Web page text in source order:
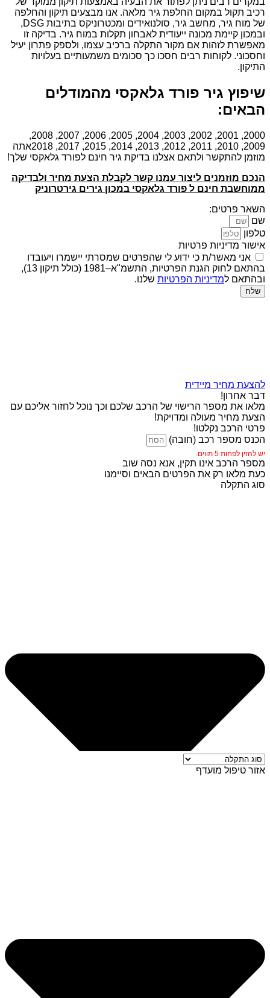
רכיב תקול במקום החלפת גיר מלאה. אנו מבצעים תיקון והחלפה
של מוח גיר, מחשב גיר, סולנואידים ומכטרוניקס בתיבות DSG,
ובמכון קיימת מכונה ייעודית לאבחון תקלות במוח גיר. בדיקה זו
מאפשרת לזהות אם מקור התקלה ברכיב עצמו, ולספק פתרון יעיל
וחסכוני. לקוחות רבים חסכו כך סכומים משמעותיים בעלויות
התיקון.
שיפוץ גיר פורד גלאקסי מהמודלים
הבאים:
2000, 2001, 2002, 2003, 2004, 2005, 2006, 2007, 2008,
2009, 2010, 2011, 2012, 2013, 2014, 2015, 2017, 2018אתה
מוזמן להתקשר ולתאם אצלנו בדיקת גיר חינם לפורד גלאקסי שלך!
הנכם מוזמנים ליצור עמנו קשר לקבלת הצעת מחיר ולבדיקה
ממוחשבת חינם ל פורד גלאקסי במכון גירים גירטרוניק
השאר פרטים:
שם
טלפון
אישור מדיניות פרטיות
אני מאשר/ת כי ידוע לי שהפרטים שמסרתי יישמרו ויעובדו
בהתאם לחוק הגנת הפרטיות, התשמ"א–1981 (כולל תיקון 13),
ובהתאם למדיניות הפרטיות שלנו.
שלח
להצעת מחיר מיידית
דבר אחרון!
מלאו את מספר הרישוי של הרכב שלכם וכך נוכל לחזור אליכם עם
הצעת מחיר מעולה ומדויקת!
פרטי הרכב נקלטו!
הכנס מספר רכב (חובה)
יש להזין לפחות 5 תווים.
מספר הרכב אינו תקין, אנא נסה שוב
כעת מלאו רק את הפרטים הבאים וסיימנו
סוג התקלה
אזור טיפול מועדף